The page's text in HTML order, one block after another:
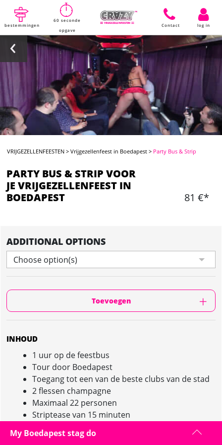
bestemmingen
60 seconde
opgave
Contact log in
VRIJGEZELLENFEESTEN >Vrijgezellenfeest in Boedapest > Party Bus & Strip
PARTY BUS & STRIP VOOR
JE VRIJGEZELLENFEEST IN
BOEDAPEST
81 €*
ADDITIONAL OPTIONS
Choose option(s)
Toevoegen
INHOUD
1 uur op de feestbus
Tour door Boedapest
Toegang tot een van de beste clubs van de stad
2 flessen champagne
Maximaal 22 personen
Striptease van 15 minuten
Indrukwekkend geluidssysteem, verlichting, tv's
en meer
My Boedapest stag do